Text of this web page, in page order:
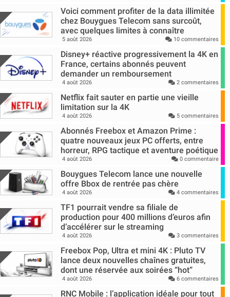
Voici comment profiter de la data illimitée
chez Bouygues Telecom sans surcoût,
avec quelques limites à connaître
5 août 2026 10 commentaires
Disney+ réactive progressivement la 4K en
France, certains abonnés peuvent
demander un remboursement
4 août 2026 2 commentaires
Netflix fait sauter en partie une vieille
limitation sur la 4K
4 août 2026 5 commentaires
Abonnés Freebox et Amazon Prime :
quatre nouveaux jeux PC offerts, entre
horreur, RPG tactique et aventure poétique
4 août 2026 0 commentaire
Bouygues Telecom lance une nouvelle
offre Bbox de rentrée pas chère
4 août 2026 4 commentaires
TF1 pourrait vendre sa filiale de
production pour 400 millions d’euros afin
d’accélérer sur le streaming
4 août 2026 3 commentaires
Freebox Pop, Ultra et mini 4K : Pluto TV
lance deux nouvelles chaînes gratuites,
dont une réservée aux soirées “hot”
4 août 2026 6 commentaires
RNC Mobile : l’application idéale pour tout